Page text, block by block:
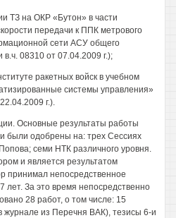
ТЗ на ОКР «Бутон» в части
передачи к ППК метрового
сети АСУ общего
08310 от 07.04.2009 г.);
ракетных войск в учебном
системы управления»
г.).
Основные результаты работы
были одобрены на: трех Сессиях
семи НТК различного уровня.
и является результатом
принимал непосредственное
лет. За это время непосредственно
28 работ, о том числе: 15
журнале из Перечня ВАК), тезисы 6-и